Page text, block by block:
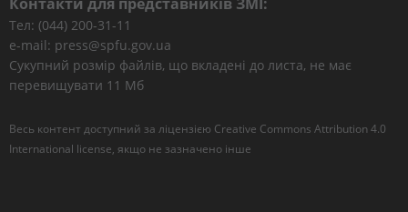
Тел: (044) 200-31-11
e-mail: press@spfu.gov.ua
Сукупний розмір файлів, що вкладені до листа, не має
перевищувати 11 Мб
Весь контент доступний за ліцензією Creative Commons Attribution 4.0
International license, якщо не зазначено інше